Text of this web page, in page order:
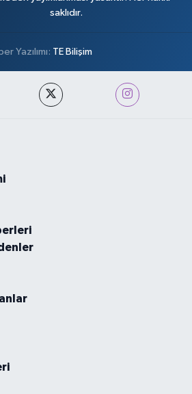
saklıdır.
Yazılımı: TE Bilişim